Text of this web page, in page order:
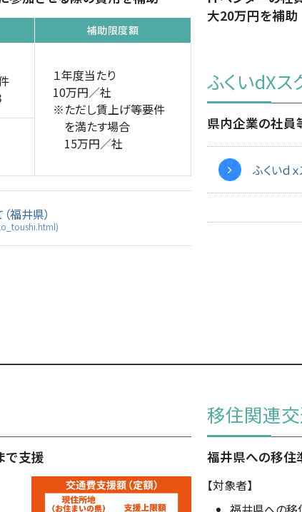
補助限度額
１年度当たり
10万円／社
※ただし賃上げ等要件
を満たす場合
15万円／社
福井県）
大20万円を補助
ふくいdXス
県内企業の社員
ふくいｄ
で支援
移住関連
福井県への移住
【対象者】